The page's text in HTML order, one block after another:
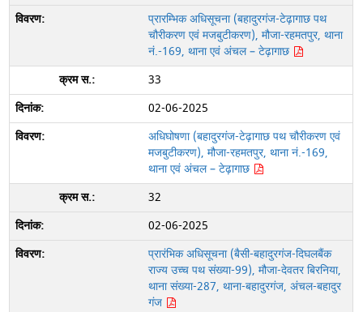
प्रारम्भिक अधिसूचना (बहादुरगंज-टेढ़ागाछ पथ
चौरीकरण एवं मजबुटीकरण), मौजा-रहमतपुर, थाना
नं.-169, थाना एवं अंचल – टेढ़ागाछ
33
02-06-2025
अधिघोषणा (बहादुरगंज-टेढ़ागाछ पथ चौरीकरण एवं
मजबुटीकरण), मौजा-रहमतपुर, थाना नं.-169,
थाना एवं अंचल – टेढ़ागाछ
32
02-06-2025
प्रारंभिक अधिसूचना (बैसी-बहादुरगंज-दिघलबैंक
राज्य उच्च पथ संख्या-99), मौजा-देवतर बिरनिया,
थाना संख्या-287, थाना-बहादुरगंज, अंचल-बहादुर
गंज